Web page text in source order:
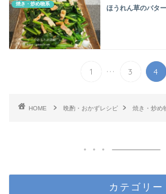
焼き・炒め物系
ほうれん草のバタ
1 ... 3 4
HOME 晩酌・おかずレシピ 焼き・炒め
カテゴリー